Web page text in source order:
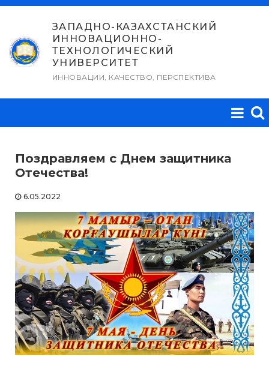
Перейти
содержимому
ЗАПАДНО-КАЗАХСТАНСКИЙ
ИННОВАЦИОННО-
ТЕХНОЛОГИЧЕСКИЙ
УНИВЕРСИТЕТ
ИННОВАЦИИ, КАЧЕСТВО, ПЕРСПЕКТИВА
Поздравляем с Днем защитника
Отечества!
6.05.2022